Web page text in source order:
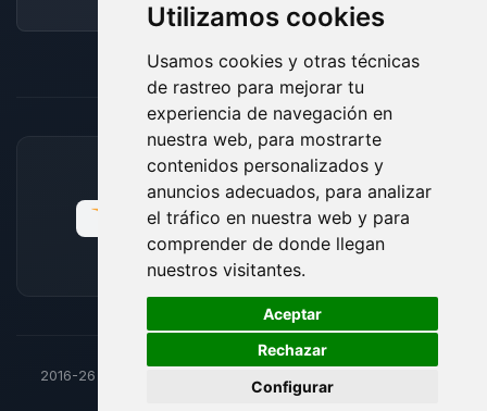
Utilizamos cookies
Usamos cookies y otras técnicas
de rastreo para mejorar tu
experiencia de navegación en
nuestra web, para mostrarte
contenidos personalizados y
anuncios adecuados, para analizar
el tráfico en nuestra web y para
comprender de donde llegan
nuestros visitantes.
Aceptar
Rechazar
Configurar
Foro
MÉTODOS DE PAGO ACEPTADOS
2016-26
ByteLogic
🍪